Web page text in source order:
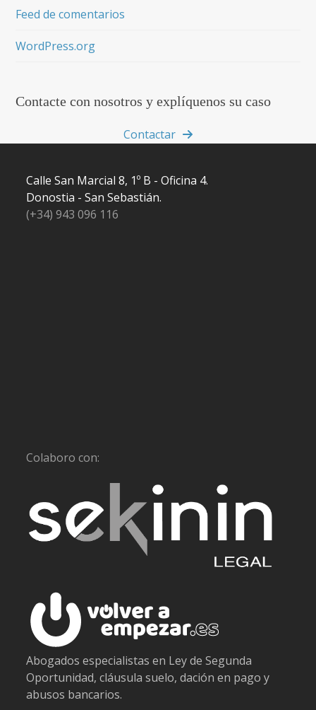
Feed de comentarios
WordPress.org
Contacte con nosotros y explíquenos su caso
Contactar
Calle San Marcial 8, 1º B - Oficina 4.
Donostia - San Sebastián.
(+34) 943 096 116
Colaboro con:
Abogados especialistas en Ley de Segunda
Oportunidad, cláusula suelo, dación en pago y
abusos bancarios.